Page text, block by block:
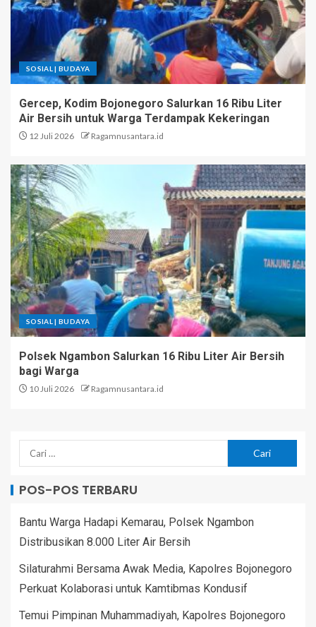
SOSIAL | BUDAYA
Gercep, Kodim Bojonegoro Salurkan 16 Ribu Liter
Air Bersih untuk Warga Terdampak Kekeringan
12 Juli 2026 Ragamnusantara.id
SOSIAL | BUDAYA
Polsek Ngambon Salurkan 16 Ribu Liter Air Bersih
bagi Warga
10 Juli 2026 Ragamnusantara.id
POS-POS TERBARU
Bantu Warga Hadapi Kemarau, Polsek Ngambon
Distribusikan 8.000 Liter Air Bersih
Silaturahmi Bersama Awak Media, Kapolres Bojonegoro
Perkuat Kolaborasi untuk Kamtibmas Kondusif
Temui Pimpinan Muhammadiyah, Kapolres Bojonegoro